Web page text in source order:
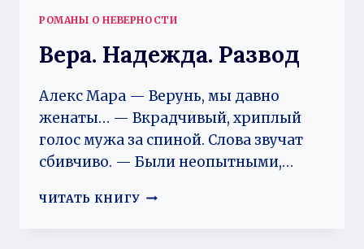
РОМАНЫ О НЕВЕРНОСТИ
Вера. Надежда. Развод
Алекс Мара — Верунь, мы давно
женаты… — Вкрадчивый, хриплый
голос мужа за спиной. Слова звучат
сбивчиво. — Были неопытными,…
ЧИТАТЬ КНИГУ ВЕРА.